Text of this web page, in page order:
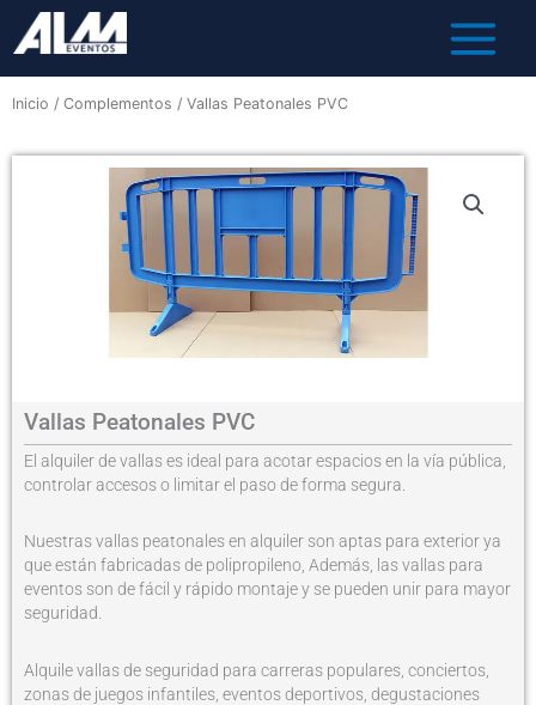
Inicio / Complementos / Vallas Peatonales PVC
Vallas Peatonales PVC
El alquiler de vallas es ideal para acotar espacios en la vía pública,
controlar accesos o limitar el paso de forma segura.
Nuestras vallas peatonales en alquiler son aptas para exterior ya
que están fabricadas de polipropileno, Además, las vallas para
eventos son de fácil y rápido montaje y se pueden unir para mayor
seguridad.
Alquile vallas de seguridad para carreras populares, conciertos,
zonas de juegos infantiles, eventos deportivos, degustaciones